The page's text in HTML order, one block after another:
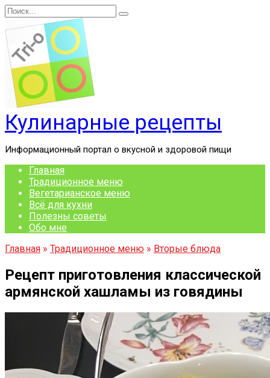
Перейти
к
содержанию
Search
for:
Кулинарные рецепты
Информационный портал о вкусной и здоровой пищи
Главная
Традиционное меню
Вегетарианское меню
Всё для кухни
Полезны советы
Обо мне
Главная » Традиционное меню » Вторые блюда
Рецепт приготовления классической
армянской хашламы из говядины